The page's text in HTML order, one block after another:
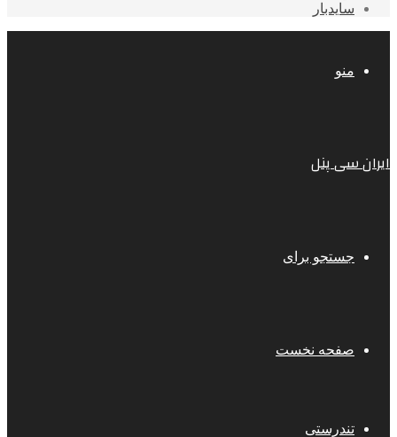
سایدبار
منو
ایران سی پنل
جستجو برای
صفحه نخست
تندرستی